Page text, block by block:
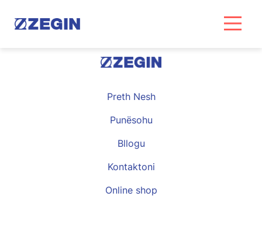
Preth Nesh
Punësohu
Bllogu
Kontaktoni
Online shop